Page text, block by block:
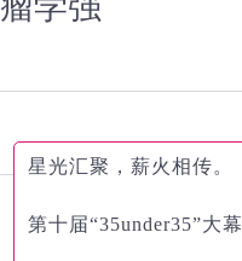
星光汇聚，薪火相传。
第十届“35under35”大